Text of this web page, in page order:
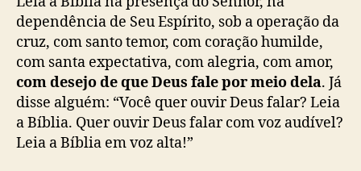
dependência de Seu Espírito, sob a operação da
cruz, com santo temor, com coração humilde,
com santa expectativa, com alegria, com amor,
com desejo de que Deus fale por meio dela. Já
disse alguém: “Você quer ouvir Deus falar? Leia
a Bíblia. Quer ouvir Deus falar com voz audível?
Leia a Bíblia em voz alta!”